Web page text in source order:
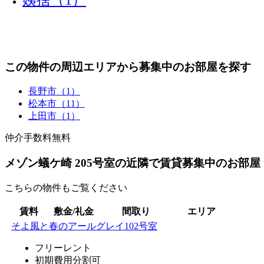
この物件の周辺エリアから募集中のお部屋を探す
長野市（1）
松本市（11）
上田市（1）
仲介手数料無料
メゾン蟻ケ崎 205号室の近隣で賃貸募集中のお部屋
こちらの物件もご覧ください
賃料 敷金/礼金 間取り
エリア
そよ風と春のアールグレイ102号室
フリーレント
初期費用分割可